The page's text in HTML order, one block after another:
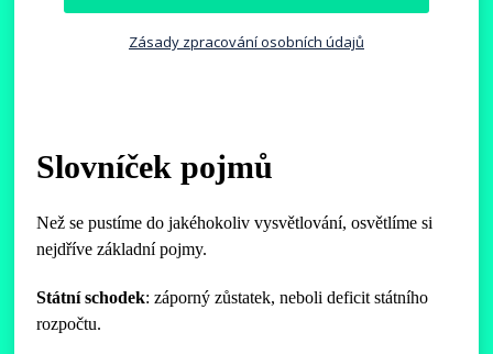
Zásady zpracování osobních údajů
Slovníček pojmů
Než se pustíme do jakéhokoliv vysvětlování, osvětlíme si
nejdříve základní pojmy.
Státní schodek: záporný zůstatek, neboli deficit státního
rozpočtu.